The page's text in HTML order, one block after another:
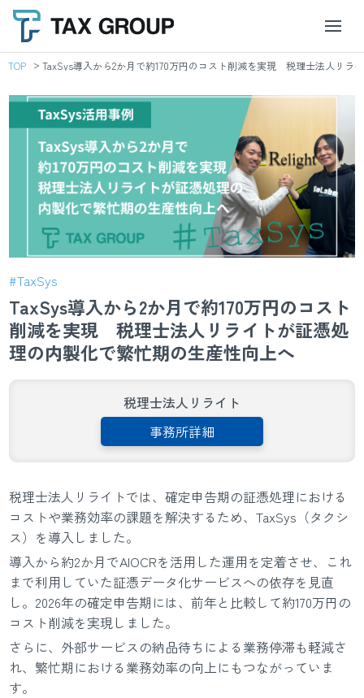
TOP TaxSys導入から2か月で約170万円のコスト削減を実現 税理士法人リラ
#TaxSys
TaxSys導入から2か月で約170万円のコスト
削減を実現 税理士法人リライトが証憑処
理の内製化で繁忙期の生産性向上へ
税理士法人リライト
事務所詳細
税理士法人リライトでは、確定申告期の証憑処理における
コストや業務効率の課題を解決するため、TaxSys（タクシ
ス）を導入しました。
導入から約2か月でAIOCRを活用した運用を定着させ、これ
まで利用していた証憑データ化サービスへの依存を見直
し。2026年の確定申告期には、前年と比較して約170万円の
コスト削減を実現しました。
さらに、外部サービスの納品待ちによる業務停滞も軽減さ
れ、繁忙期における業務効率の向上にもつながっていま
す。